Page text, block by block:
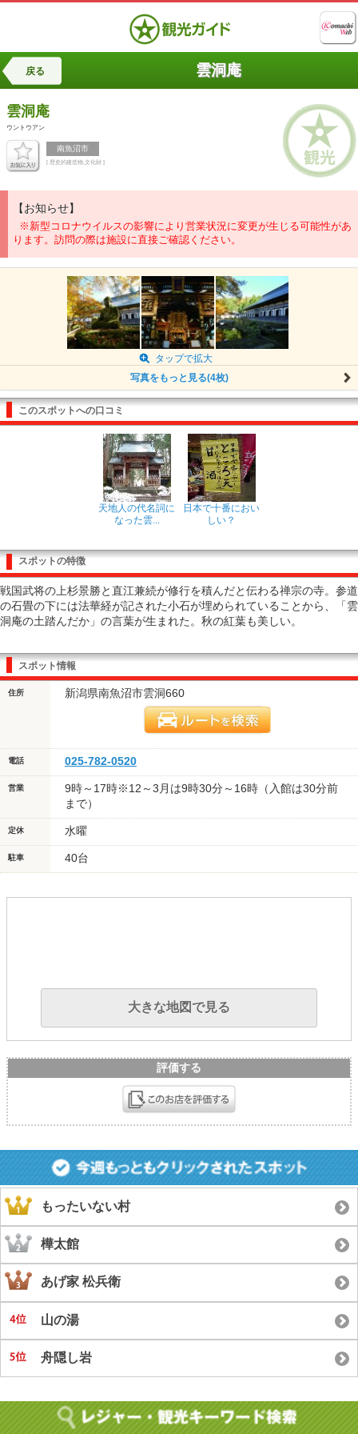
戻る 雲洞庵
雲洞庵
ウントウアン
南魚沼市
[ 歴史的建造物,文化財 ]
【お知らせ】
※新型コロナウイルスの影響により営業状況に変更が生じる可能性があ
ります。訪問の際は施設に直接ご確認ください。
タップで拡大
写真をもっと見る(4枚)
このスポットへの口コミ
天地人の代名詞に
なった雲...
日本で十番におい
しい？
スポットの特徴
戦国武将の上杉景勝と直江兼続が修行を積んだと伝わる禅宗の寺。参道
の石畳の下には法華経が記された小石が埋められていることから、「雲
洞庵の土踏んだか」の言葉が生まれた。秋の紅葉も美しい。
スポット情報
住所 新潟県南魚沼市雲洞660
電話 025-782-0520
営業
9時～17時※12～3月は9時30分～16時（入館は30分前
まで）
定休 水曜
駐車 40台
大きな地図で見る
評価する
もったいない村
樺太館
あげ家 松兵衛
山の湯
舟隠し岩